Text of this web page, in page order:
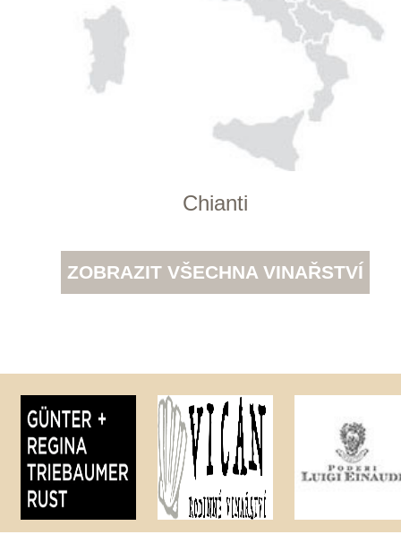
Prodej alkoholických nápojů je povolen
Tento web využívá k analýze návštěvnosti
soubory cookie a službu Google Analytics.